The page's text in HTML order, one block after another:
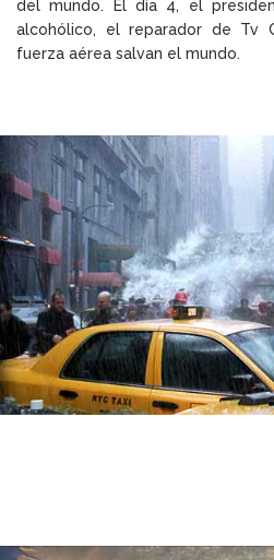
del mundo. El día 4, el
alcohólico, el reparador de Tv
fuerza aérea salvan el mundo.